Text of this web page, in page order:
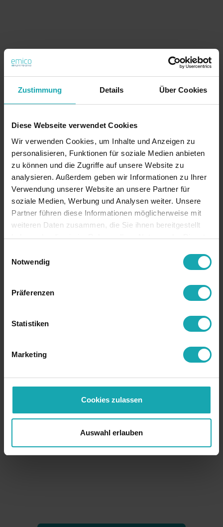
Zustimmung Details Über Cookies
Diese Webseite verwendet Cookies
Wir verwenden Cookies, um Inhalte und Anzeigen zu
personalisieren, Funktionen für soziale Medien anbieten
zu können und die Zugriffe auf unsere Website zu
analysieren. Außerdem geben wir Informationen zu Ihrer
Verwendung unserer Website an unsere Partner für
soziale Medien, Werbung und Analysen weiter. Unsere
Partner führen diese Informationen möglicherweise mit
weiteren Daten zusammen, die Sie ihnen bereitgestellt
haben oder die sie im Rahmen Ihrer Nutzung der Dienste
Notwendig
Präferenzen
Statistiken
Marketing
Cookies zulassen
Auswahl erlauben